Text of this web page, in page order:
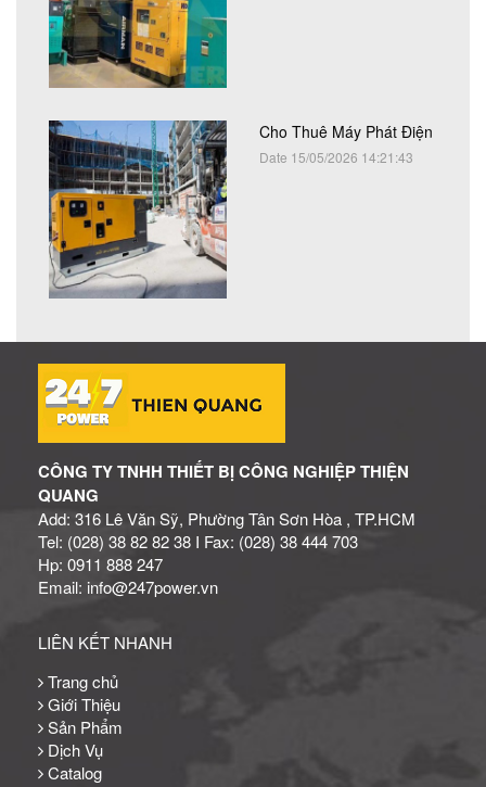
Cho Thuê Máy Phát Điện
Date 15/05/2026 14:21:43
CÔNG TY TNHH THIẾT BỊ CÔNG NGHIỆP THIỆN
QUANG
Add: 316 Lê Văn Sỹ, Phường Tân Sơn Hòa , TP.HCM
Tel: (028) 38 82 82 38 I Fax: (028) 38 444 703
Hp: 0911 888 247
Email: info@247power.vn
LIÊN KẾT NHANH
Trang chủ
Giới Thiệu
Sản Phẩm
Dịch Vụ
Catalog